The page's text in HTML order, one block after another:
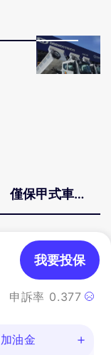
僅保甲式車體
險
申訴率 0.377
我要投保
油金